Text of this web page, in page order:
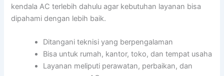
kendala AC terlebih dahulu agar kebutuhan layanan bisa
dipahami dengan lebih baik.
Ditangani teknisi yang berpengalaman
Bisa untuk rumah, kantor, toko, dan tempat usaha
Layanan meliputi perawatan, perbaikan, dan